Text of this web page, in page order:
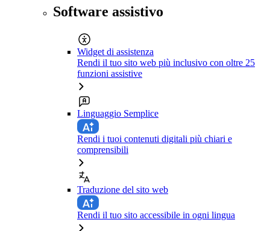
Software assistivo
Widget di assistenza
Rendi il tuo sito web più inclusivo con oltre 25
funzioni assistive
Linguaggio Semplice
Rendi i tuoi contenuti digitali più chiari e
comprensibili
Traduzione del sito web
Rendi il tuo sito accessibile in ogni lingua